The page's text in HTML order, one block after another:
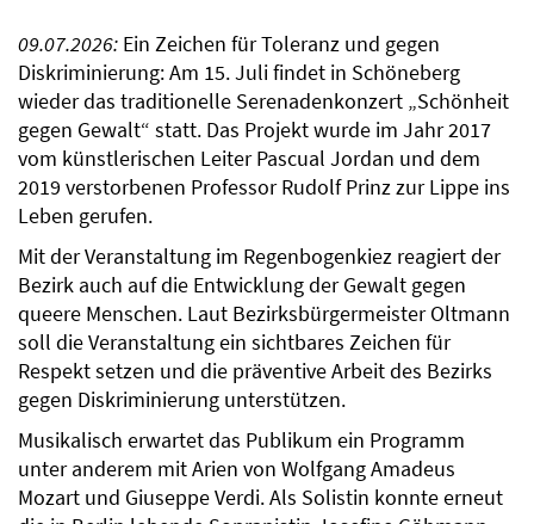
09.07.2026: Ein Zeichen für Toleranz und gegen
Diskriminierung: Am 15. Juli findet in Schöneberg
wieder das traditionelle Serenadenkonzert „Schönheit
gegen Gewalt“ statt. Das Projekt wurde im Jahr 2017
vom künstlerischen Leiter Pascual Jordan und dem
2019 verstorbenen Professor Rudolf Prinz zur Lippe ins
Leben gerufen.
Mit der Veranstaltung im Regenbogenkiez reagiert der
Bezirk auch auf die Entwicklung der Gewalt gegen
queere Menschen. Laut Bezirksbürgermeister Oltmann
soll die Veranstaltung ein sichtbares Zeichen für
Respekt setzen und die präventive Arbeit des Bezirks
gegen Diskriminierung unterstützen.
Musikalisch erwartet das Publikum ein Programm
unter anderem mit Arien von Wolfgang Amadeus
Mozart und Giuseppe Verdi. Als Solistin konnte erneut